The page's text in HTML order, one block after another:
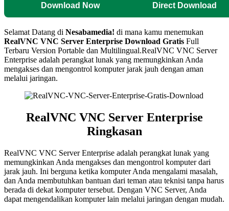
Download Now Direct Download
Selamat Datang di Nesabamedia! di mana kamu menemukan
RealVNC VNC Server Enterprise Download Gratis Full
Terbaru Version Portable dan Multilingual.RealVNC VNC Server
Enterprise adalah perangkat lunak yang memungkinkan Anda
mengakses dan mengontrol komputer jarak jauh dengan aman
melalui jaringan.
RealVNC VNC Server Enterprise
Ringkasan
RealVNC VNC Server Enterprise adalah perangkat lunak yang
memungkinkan Anda mengakses dan mengontrol komputer dari
jarak jauh. Ini berguna ketika komputer Anda mengalami masalah,
dan Anda membutuhkan bantuan dari teman atau teknisi tanpa harus
berada di dekat komputer tersebut. Dengan VNC Server, Anda
dapat mengendalikan komputer lain melalui jaringan dengan mudah.